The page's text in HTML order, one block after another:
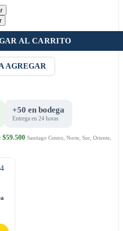
AL CARRITO
AGREGAR
+50 en bodega
Entrega en 24 horas
$59.500 Santiago Centro, Norte, Sur, Oriente,